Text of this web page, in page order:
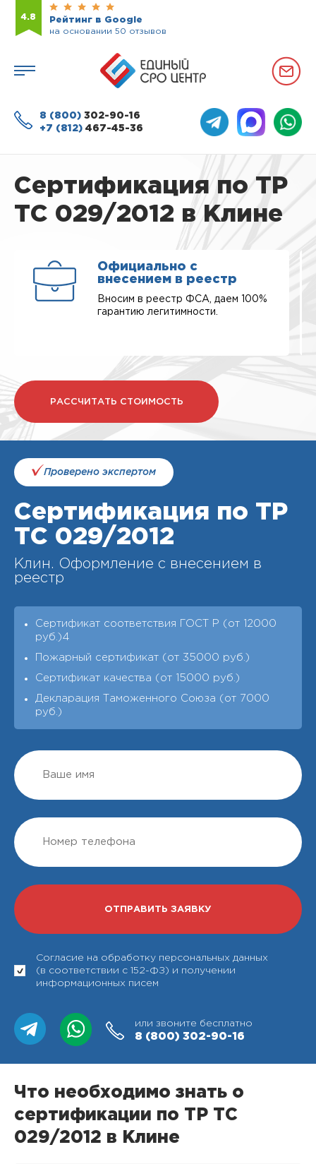
4.8
Рейтинг в Google
на основании 50 отзывов
8 (800) 302-90-16
+7 (812) 467-45-36
Сертификация по ТР
ТС 029/2012 в Клине
Официально с
внесением в реестр
Вносим в реестр ФСА, даем 100%
гарантию легитимности.
РАССЧИТАТЬ СТОИМОСТЬ
Проверено экспертом
Сертификация по ТР
ТС 029/2012
Клин. Оформление с внесением в
реестр
Сертификат соответствия ГОСТ Р (от 12000
руб.)4
Пожарный сертификат (от 35000 руб.)
Сертификат качества (от 15000 руб.)
Декларация Таможенного Союза (от 7000
руб.)
Согласие на обработку персональных данных
(в соответствии с 152-ФЗ) и получении
информационных писем
или звоните бесплатно
8 (800) 302-90-16
Что необходимо знать о
сертификации по ТР ТС
029/2012 в Клине